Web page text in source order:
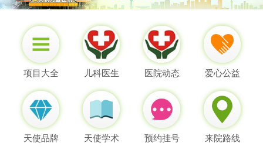
项目大全 儿科医生 医院动态 爱心公益
天使品牌 天使学术 预约挂号 来院路线